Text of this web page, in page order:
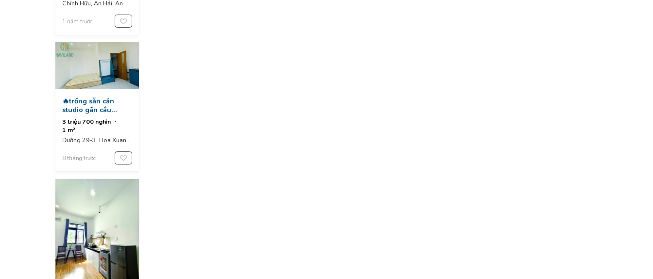
Chính Hữu, An Hải, An
Nang, Vietnam
1 năm trước
🔥trống sẵn căn
studio gần cầu
nguyễn tri phương -
hoà xuân🔥
3 triệu 700 nghìn
1 m²
Đường 29-3, Hoa Xuan,
Nẵng, Vietnam
8 tháng trước